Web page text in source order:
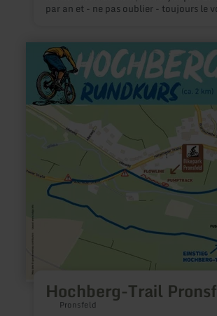
par an et - ne pas oublier - toujours le
son restaurant, l'Arena Kreis Düren
100.000 personnes.
Hochberg-Trail
Pronsfeld
savoir
plus
sur
Hochberg-
Pronsfeld